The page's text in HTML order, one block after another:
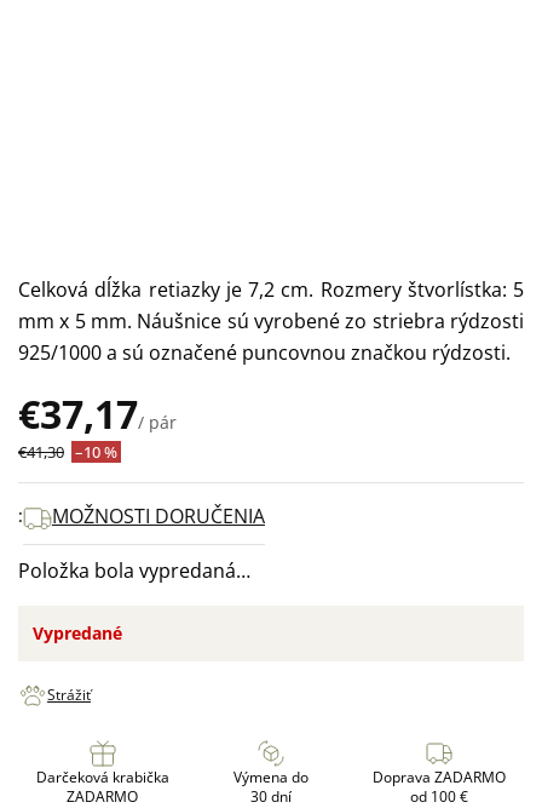
€41,30 –10 %
€37,17/ pár
Jednotková
cena:
Vypredané
MOŽNOSTI DORUČENIA
Položka bola vypredaná…
Celková dĺžka retiazky je 7,2 cm. Rozmery štvorlístka: 5
mm x 5 mm. Náušnice sú vyrobené zo striebra rýdzosti
925/1000 a sú označené puncovnou značkou rýdzosti.
Strážiť
Darčeková krabička
ZADARMO
Výmena do
30 dní
Doprava ZADARMO
od 100 €